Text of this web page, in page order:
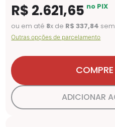
R$ 2.621,65 no PIX
ou em até 8x de R$ 337,84
Outras opções de parcelamento
ADICIONAR